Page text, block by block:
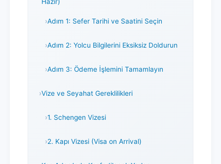
Adım 1: Sefer Tarihi ve Saatini Seçin
Adım 2: Yolcu Bilgilerini Eksiksiz Doldurun
Adım 3: Ödeme İşlemini Tamamlayın
Vize ve Seyahat Gereklilikleri
1. Schengen Vizesi
2. Kapı Vizesi (Visa on Arrival)